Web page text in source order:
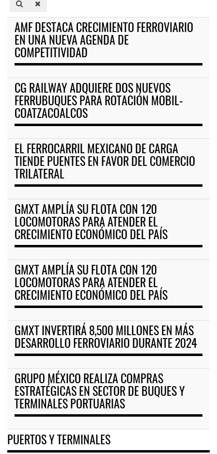
del
AMF DESTACA CRECIMIENTO FERROVIARIO
EN UNA NUEVA AGENDA DE
COMPETITIVIDAD
CG RAILWAY ADQUIERE DOS NUEVOS
FERRUBUQUES PARA ROTACIÓN MOBIL-
COATZACOALCOS
EL FERROCARRIL MEXICANO DE CARGA
TIENDE PUENTES EN FAVOR DEL COMERCIO
TRILATERAL
GMXT AMPLÍA SU FLOTA CON 120
LOCOMOTORAS PARA ATENDER EL
CRECIMIENTO ECONÓMICO DEL PAÍS
GMXT AMPLÍA SU FLOTA CON 120
LOCOMOTORAS PARA ATENDER EL
CRECIMIENTO ECONÓMICO DEL PAÍS
GMXT INVERTIRÁ 8,500 MILLONES EN MÁS
DESARROLLO FERROVIARIO DURANTE 2024
GRUPO MÉXICO REALIZA COMPRAS
ESTRATÉGICAS EN SECTOR DE BUQUES Y
TERMINALES PORTUARIAS
PUERTOS Y TERMINALES